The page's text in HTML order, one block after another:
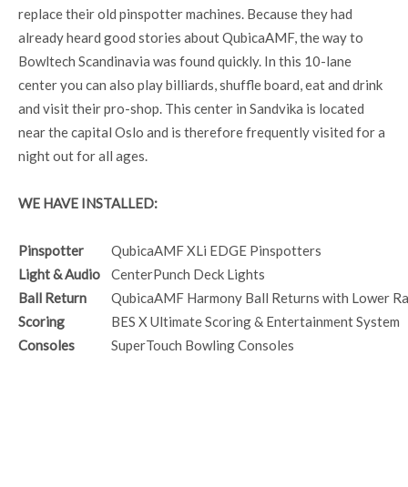
replace their old pinspotter machines. Because they had
already heard good stories about QubicaAMF, the way to
Bowltech Scandinavia was found quickly. In this 10-lane
center you can also play billiards, shuffle board, eat and drink
and visit their pro-shop. This center in Sandvika is located
near the capital Oslo and is therefore frequently visited for a
night out for all ages.
WE HAVE INSTALLED:
Pinspotter
QubicaAMF XLi EDGE Pinspotters
Light & Audio
CenterPunch Deck Lights
Ball Return
QubicaAMF Harmony Ball Returns with Lower
Scoring
BES X Ultimate Scoring & Entertainment System
Consoles
SuperTouch Bowling Consoles